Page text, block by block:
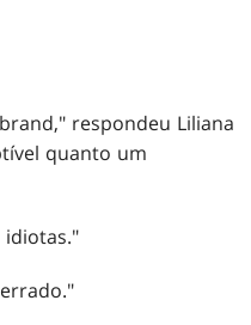
respondeu Liliana
quanto um
idiotas."